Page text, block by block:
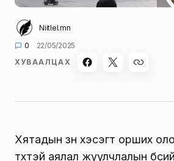
Niitlel.mn
0
22/05/2025
ХУВААЛЦАХ
Хятадын зүүн хэсэгт орших
түүхтэй аялал жуулчлалын